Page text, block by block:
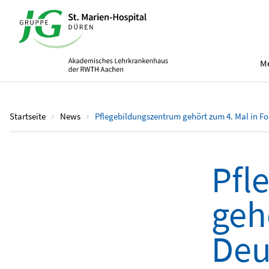
Startseite News Pflegebildungszentrum gehört zum 4. Mal in